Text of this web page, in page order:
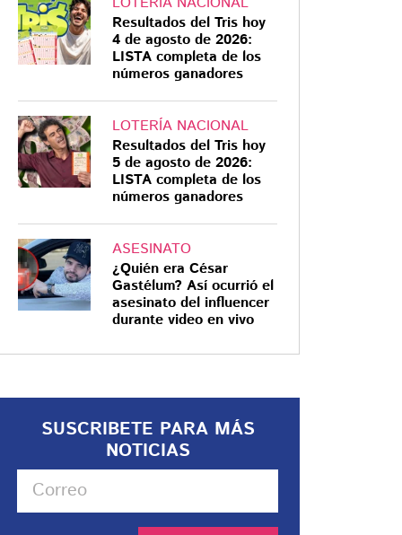
Resultados del Tris hoy
4 de agosto de 2026:
LISTA completa de los
números ganadores
LOTERÍA NACIONAL
Resultados del Tris hoy
5 de agosto de 2026:
LISTA completa de los
números ganadores
ASESINATO
¿Quién era César
Gastélum? Así ocurrió el
asesinato del influencer
durante video en vivo
SUSCRIBETE PARA MÁS
NOTICIAS